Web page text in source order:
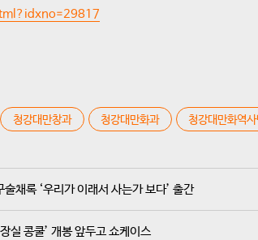
청강대만창과 청강대만화과 청강대만화역
채록 ‘우리가 이래서 사는가 보다’ 출간
실 콩쿨’ 개봉 앞두고 쇼케이스